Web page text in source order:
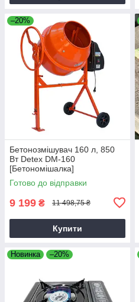
–20%
Бетонозмішувач 160 л, 850
Вт Detex DM-160
[Бетономішалка]
Готово до відправки
9 199 ₴ 11 498,75 ₴
Купити
Новинка –20%